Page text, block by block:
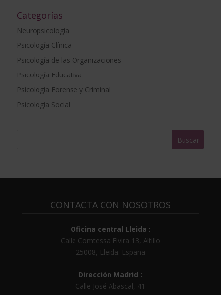
t
r
n
a
i
v
e
Categorías
Neuropsicología
Psicología Clínica
Psicología de las Organizaciones
Psicología Educativa
Psicología Forense y Criminal
Psicología Social
CONTACTA CON NOSOTROS
Oficina central Lleida :
Calle Comtessa Elvira 13, Altillo
25008, Lleida. España
Dirección Madrid :
Calle José Abascal, 41